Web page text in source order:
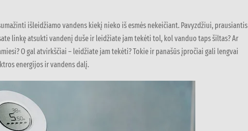
išleidžiamo vandens kiekį nieko iš esmės nekeičiant. Pavyzdžiui, prausiantis
linkę atsukti vandenį duše ir leidžiate jam tekėti tol, kol vanduo taps šiltas? Ar
O gal atvirkščiai – leidžiate jam tekėti? Tokie ir panašūs įpročiai gali lengvai
energijos ir vandens dalį.